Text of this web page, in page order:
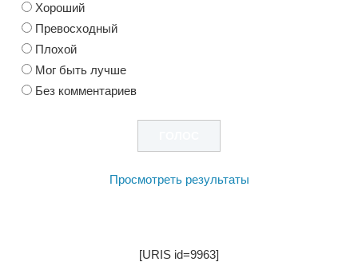
Хороший
Превосходный
Плохой
Мог быть лучше
Без комментариев
Просмотреть результаты
[URIS id=9963]